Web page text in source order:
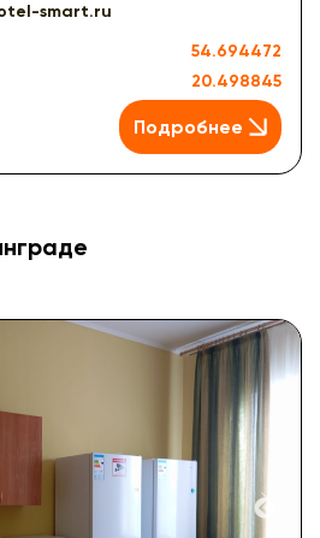
smart.ru
54.694472
20.498845
Подробнее